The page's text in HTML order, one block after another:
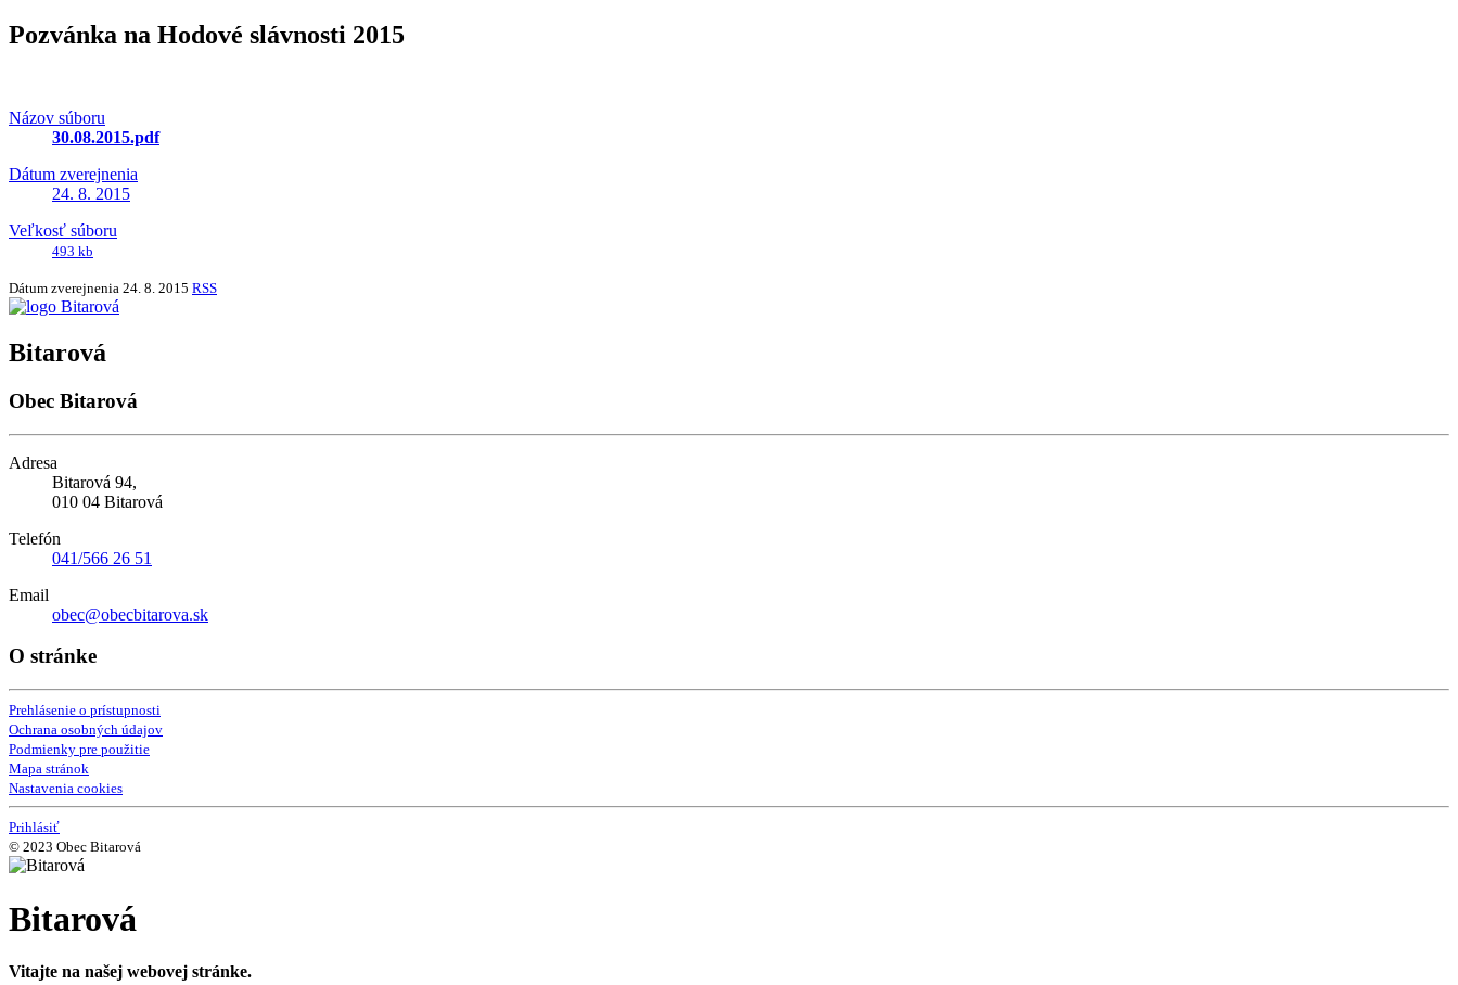
Pozvánka na Hodové slávnosti 2015
Názov súboru
30.08.2015.pdf
Dátum zverejnenia
24. 8. 2015
Veľkosť súboru
493 kb
Dátum zverejnenia 24. 8. 2015 RSS
Bitarová
Obec Bitarová
Adresa
Bitarová 94,
010 04 Bitarová
Telefón
041/566 26 51
Email
obec@obecbitarova.sk
O stránke
Prehlásenie o prístupnosti
Ochrana osobných údajov
Podmienky pre použitie
Mapa stránok
Nastavenia cookies
Prihlásiť
© 2023 Obec Bitarová
Bitarová
Vitajte na našej webovej stránke.